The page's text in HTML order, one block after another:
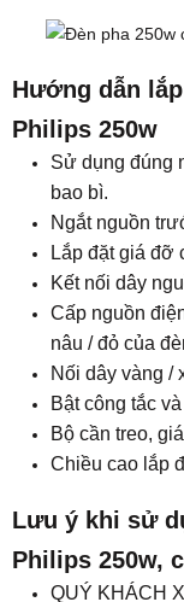
Hướng dẫn
Philips 250w
Sử dụng đúng
bao bì.
Ngắt nguồn
Lắp đặt giá đỡ
Kết nối dây
Cấp nguồn
nâu / đỏ của
Nối dây vàng /
Bật công tắc
Bộ cần treo,
Chiều cao lắp
Lưu ý khi sử
Philips 250w,
QUÝ KHÁCH